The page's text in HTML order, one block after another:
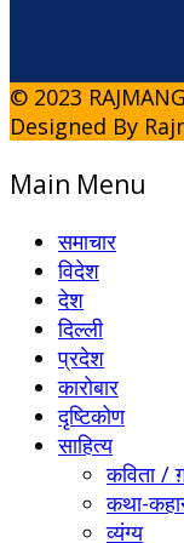
© 2023
Designed By
Main Menu
समाचार
विदेश
देश
दिल्ली
प्रदेश
कारोबार
दृष्टिकोण
साहित्य
कविता /
कथा-
व्यंग्य